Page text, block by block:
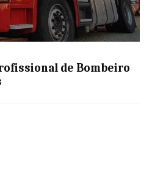
de Bombeiro